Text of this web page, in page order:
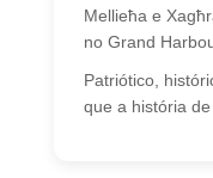
Mellieħa e
no Grand
Patriótico,
que a história